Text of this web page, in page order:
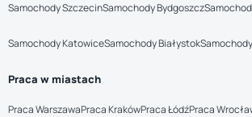
Samochody SzczecinSamochody Bydgoszcz
Samochody KatowiceSamochody Białystok
Praca w miastach
Praca WarszawaPraca KrakówPraca ŁódźPraca